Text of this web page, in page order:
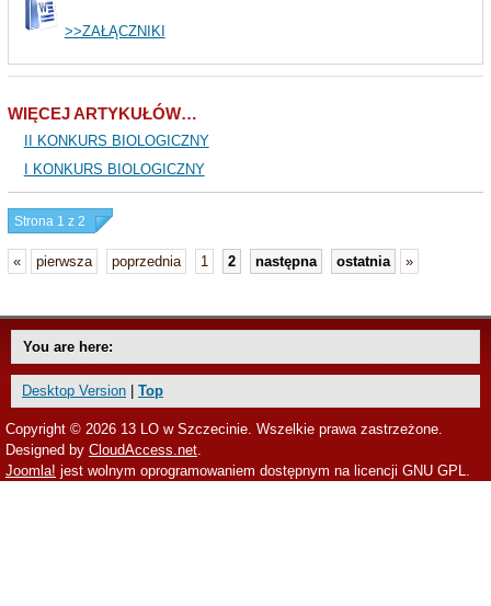
>>ZAŁĄCZNIKI
WIĘCEJ ARTYKUŁÓW…
II KONKURS BIOLOGICZNY
I KONKURS BIOLOGICZNY
Strona 1 z 2
« pierwsza poprzednia 1 2 następna ostatnia »
You are here:
Desktop Version | Top
Copyright © 2026 13 LO w Szczecinie. Wszelkie prawa zastrzeżone.
Designed by CloudAccess.net
Joomla! jest wolnym oprogramowaniem dostępnym na licencji GNU GPL.